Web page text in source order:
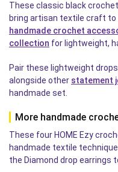
These classic black
bring artisan textile craft to
handmade crochet
collection for lightweight,
Pair these lightweight
alongside other statement
handmade set.
More handmade
These four HOME Ezy
handmade textile
the Diamond drop earrings